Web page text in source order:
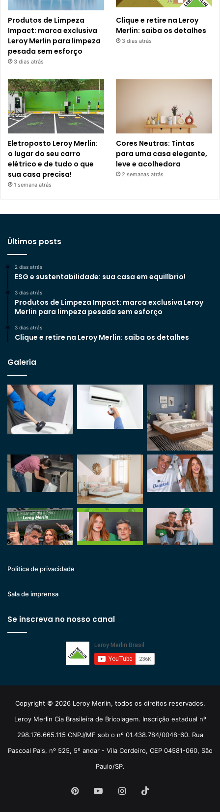
Produtos de Limpeza
Impact: marca exclusiva
Leroy Merlin para limpeza
pesada sem esforço
3 dias atrás
Clique e retire na Leroy
Merlin: saiba os detalhes
3 dias atrás
Eletroposto Leroy Merlin:
o lugar do seu carro
elétrico e de tudo o que
sua casa precisa!
1 semana atrás
Cores Neutras: Tintas
para uma casa elegante,
leve e acolhedora
2 semanas atrás
Últimos posts
2 dias atrás
ESG e sustentabilidade: sua casa em equilíbrio!
3 dias atrás
Produtos de Limpeza Impact: marca exclusiva Leroy
Merlin para limpeza pesada sem esforço
3 dias atrás
Clique e retire na Leroy Merlin: saiba os detalhes
Galeria
Politica de privacidade
Sala de imprensa
Se inscreva no nosso canal
Copyright © 2026 Leroy Merlin, todos os direitos reservados.
Leroy Merlin Cia Brasileira de Bricolagem. Inscrição estadual nº
298.176.665.115 CNPJ/MF sob o nº 01.438.784/0048-60. Rua
Pascoal Pais, nº 525, 5º andar - Vila Cordeiro, CEP 04581-060, São
Paulo/SP.
PinterestYouTubeInstagram